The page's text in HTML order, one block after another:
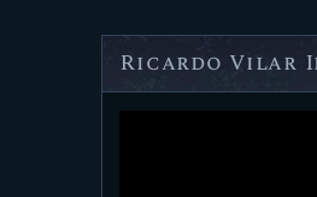
Ricardo Vilar